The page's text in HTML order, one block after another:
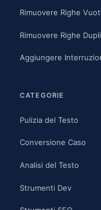
Rimuovere Righe
Rimuovere Righe
Aggiungere
CATEGORIE
Pulizia del Testo
Conversione Caso
Analisi del Testo
Strumenti Dev